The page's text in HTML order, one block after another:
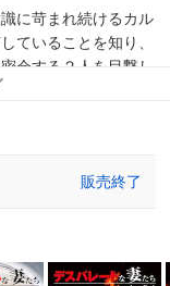
に苛まれ続けるカル
ていることを知り、
会する２人を目撃し
いただす。一方ガブ
しれないと考えるブ
販売終了